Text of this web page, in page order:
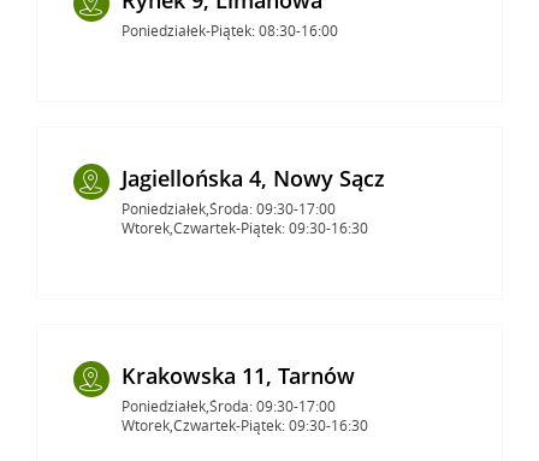
Poniedziałek-Piątek: 08:30-16:00
Jagiellońska 4, Nowy Sącz
Poniedziałek,Środa: 09:30-17:00
Wtorek,Czwartek-Piątek: 09:30-16:30
Krakowska 11, Tarnów
Poniedziałek,Środa: 09:30-17:00
Wtorek,Czwartek-Piątek: 09:30-16:30